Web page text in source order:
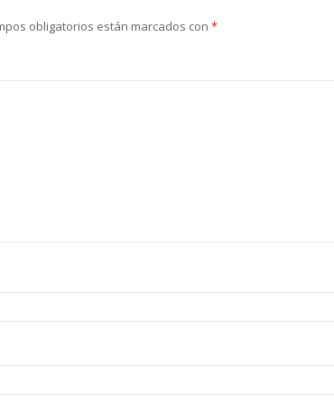
obligatorios están marcados con *